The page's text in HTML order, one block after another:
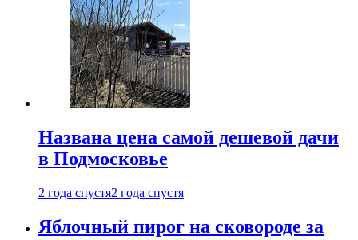
Названа цена самой дешевой дачи
в Подмосковье
2 года спустя2 года спустя
Яблочный пирог на сковороде за